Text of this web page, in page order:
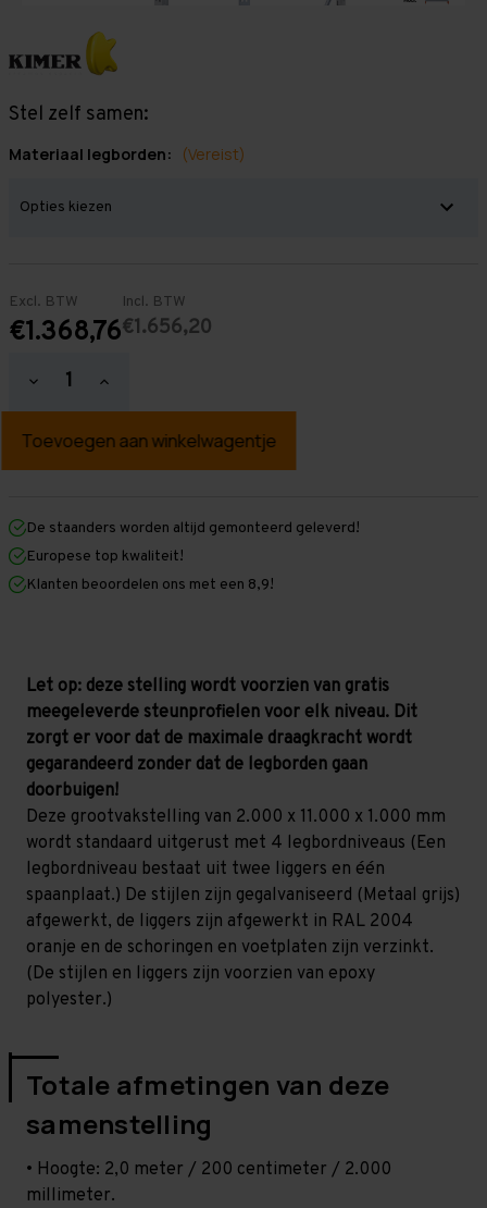
Stel zelf samen:
Materiaal legborden: (Vereist)
Excl. BTW
€1.368,76
Incl. BTW
€1.656,20
Hoeveelheid
verlagen
Grootvakstelling
mm
mm
x
1.000
mm
(Liggers:
1.500
mm)
Hoeveelheid
verhogen
Grootvakstelling
mm
mm
1.000
mm
(Liggers:
1.500
mm)
De staanders worden altijd gemonteerd geleverd!
Europese top kwaliteit!
Klanten beoordelen ons met een 8,9!
Let op: deze stelling wordt voorzien van gratis
meegeleverde steunprofielen voor elk niveau. Dit
zorgt er voor dat de maximale draagkracht wordt
gegarandeerd zonder dat de legborden gaan
doorbuigen!
Deze grootvakstelling van 2.000 x 11.000 x 1.000 mm
wordt standaard uitgerust met 4 legbordniveaus (Een
legbordniveau bestaat uit twee liggers en één
spaanplaat.) De stijlen zijn gegalvaniseerd (Metaal grijs)
afgewerkt, de liggers zijn afgewerkt in RAL 2004
oranje en de schoringen en voetplaten zijn verzinkt.
(De stijlen en liggers zijn voorzien van epoxy
polyester.)
Totale afmetingen van deze
samenstelling
• Hoogte: 2,0 meter / 200 centimeter / 2.000
millimeter.